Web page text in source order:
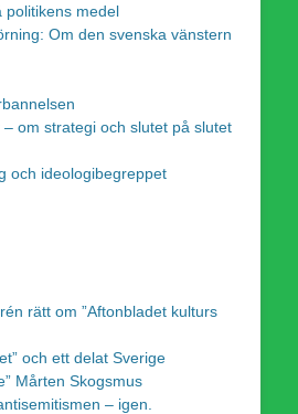
politikens medel
Om den svenska vänstern
om strategi och slutet på slutet
och ideologibegreppet
rätt om ”Aftonbladet kulturs
och ett delat Sverige
Mårten Skogsmus
– igen.